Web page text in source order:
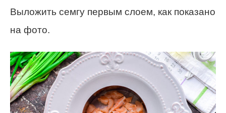
Выложить семгу первым слоем, как показано
на фото.